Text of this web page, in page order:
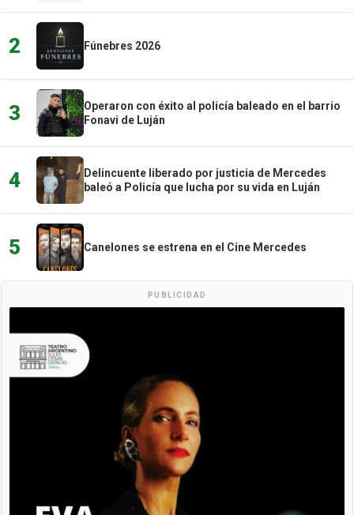
2 Fúnebres 2026
3
Operaron con éxito al policía baleado en el barrio
Fonavi de Luján
4
Delincuente liberado por justicia de Mercedes
baleó a Policía que lucha por su vida en Luján
5 Canelones se estrena en el Cine Mercedes
PUBLICIDAD